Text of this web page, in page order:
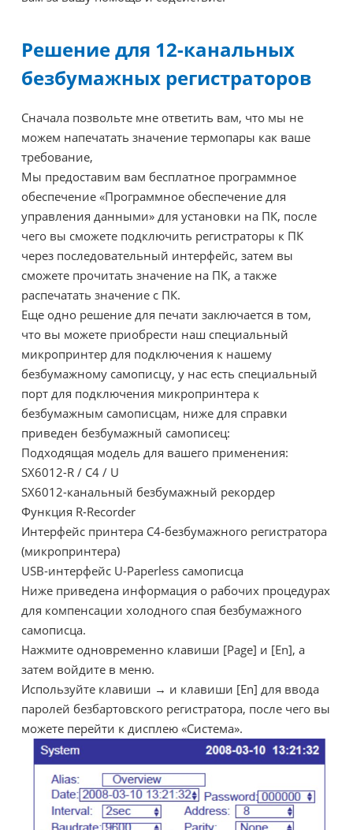
Решение для 12-канальных
безбумажных регистраторов
Сначала позвольте мне ответить вам, что мы не
можем напечатать значение термопары как ваше
требование,
Мы предоставим вам бесплатное программное
обеспечение «Программное обеспечение для
управления данными» для установки на ПК, после
чего вы сможете подключить регистраторы к ПК
через последовательный интерфейс, затем вы
сможете прочитать значение на ПК, а также
распечатать значение с ПК.
Еще одно решение для печати заключается в том,
что вы можете приобрести наш специальный
микропринтер для подключения к нашему
безбумажному самописцу, у нас есть специальный
порт для подключения микропринтера к
безбумажным самописцам, ниже для справки
приведен безбумажный самописец:
Подходящая модель для вашего применения:
SX6012-R / C4 / U
SX6012-канальный безбумажный рекордер
Функция R-Recorder
Интерфейс принтера C4-безбумажного регистратора
(микропринтера)
USB-интерфейс U-Paperless самописца
Ниже приведена информация о рабочих процедурах
для компенсации холодного спая безбумажного
самописца.
Нажмите одновременно клавиши [Page] и [En], а
затем войдите в меню.
Используйте клавиши → и клавиши [En] для ввода
паролей безбартовского регистратора, после чего вы
можете перейти к дисплею «Система».